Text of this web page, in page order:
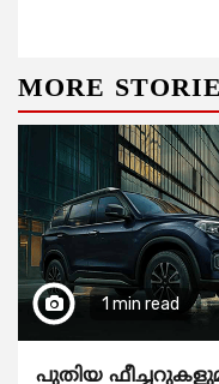
MORE
1 min read
പുതിയ